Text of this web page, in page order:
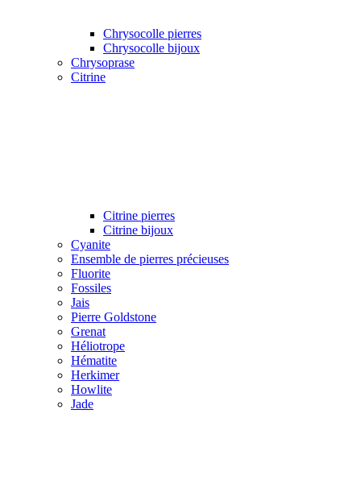
Chrysocolle pierres
Chrysocolle bijoux
Chrysoprase
Citrine
Citrine pierres
Citrine bijoux
Cyanite
Ensemble de pierres précieuses
Fluorite
Fossiles
Jais
Pierre Goldstone
Grenat
Héliotrope
Hématite
Herkimer
Howlite
Jade